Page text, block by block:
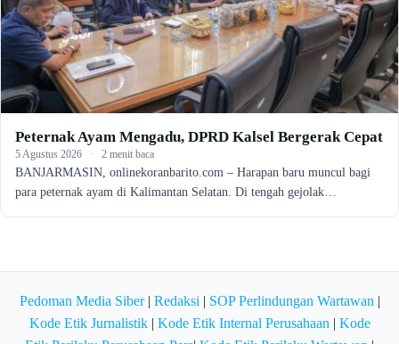
Peternak Ayam Mengadu, DPRD Kalsel Bergerak Cepat
5 Agustus 2026 · 2 menit baca
BANJARMASIN, onlinekoranbarito.com – Harapan baru muncul bagi
para peternak ayam di Kalimantan Selatan. Di tengah gejolak…
Pedoman Media Siber| Redaksi | SOP Perlindungan Wartawan |
Kode Etik Jurnalistik| Kode Etik Internal Perusahaan | Kode